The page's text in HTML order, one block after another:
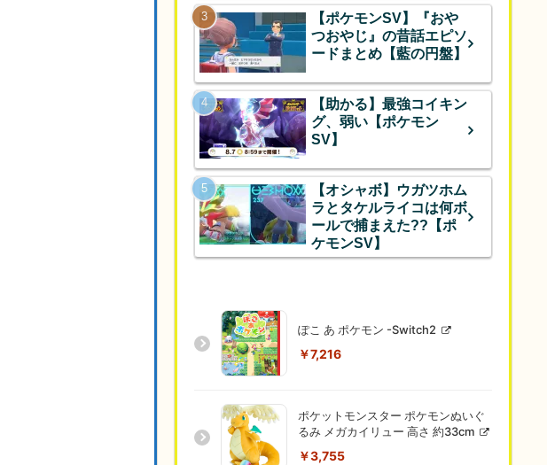
【ポケモンSV】『おや
つおやじ』の昔話エピソ
ードまとめ【藍の円盤】
【助かる】最強コイキン
グ、弱い【ポケモン
SV】
【オシャボ】ウガツホム
ラとタケルライコは何ボ
ールで捕まえた??【ポ
ケモンSV】
ぽこ あ ポケモン -Switch2
￥7,216
ポケットモンスター ポケモンぬいぐ
るみ メガカイリュー 高さ 約33cm
￥3,755